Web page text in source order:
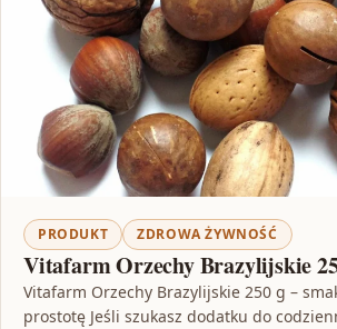
PRODUKT ZDROWA ŻYWNOŚĆ
Vitafarm Orzechy Brazylijskie
Vitafarm Orzechy Brazylijskie 250 g –
prostotę Jeśli szukasz dodatku do